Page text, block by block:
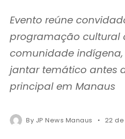
Evento reúne
programação cultural
comunidade
jantar temático antes
principal em Manaus
By JP News Manaus 22